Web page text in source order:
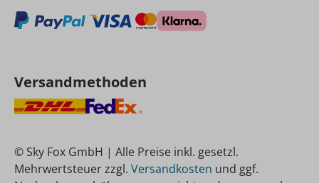
Versandmethoden
© Sky Fox GmbH | Alle Preise inkl. gesetzl.
Mehrwertsteuer zzgl. Versandkosten und ggf.